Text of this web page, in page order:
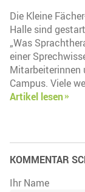
Die Kleine
Halle sind
„Was
einer
Mitarbeiterinnen
Campus. Viele
Artikel lesen
KOMMENTAR
Ihr Name